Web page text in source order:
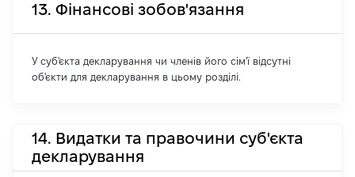
13. Фінансові зобов'язання
У суб'єкта декларування чи членів його сім'ї відсутні
об'єкти для декларування в цьому розділі.
14. Видатки та правочини суб'єкта
декларування